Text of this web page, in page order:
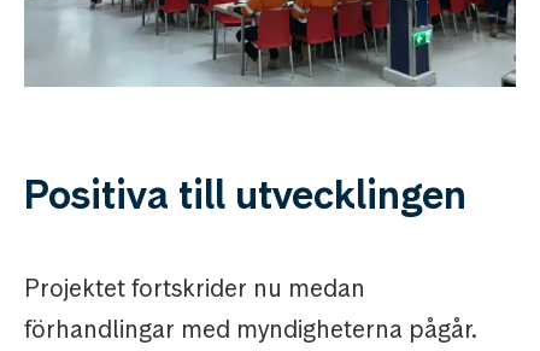
Positiva till utvecklingen
Projektet fortskrider nu medan
förhandlingar med myndigheterna pågår.